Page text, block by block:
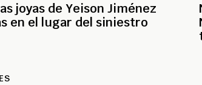
joyas de Yeison Jiménez
en el lugar del siniestro